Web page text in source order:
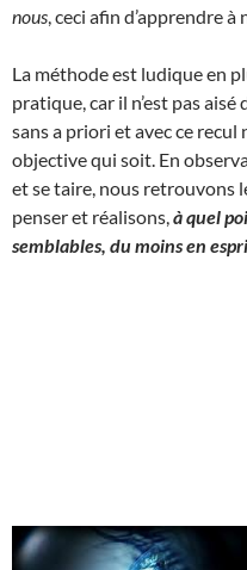
nous , ceci afin d’apprendre
La méthode est ludique en
pratique, car il n’est pas
sans a priori et avec ce recul
objective qui soit. En
et se taire, nous retrouvons
penser et réalisons, à quel
semblables, du moins en